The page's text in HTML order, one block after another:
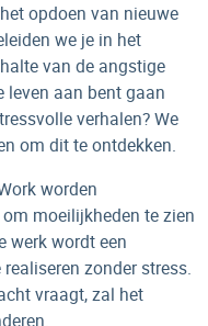
opdoen van nieuwe
we je in het
van de angstige
leven aan bent gaan
verhalen? We
om dit te ontdekken.
worden
moeilijkheden te zien
werk wordt een
zonder stress.
vraagt, zal het